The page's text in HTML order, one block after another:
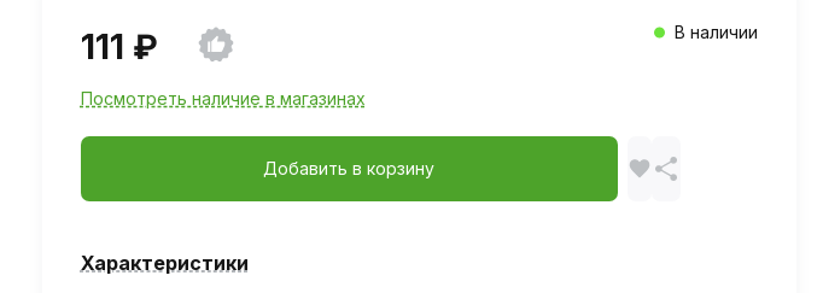
111 ₽ В наличии
Посмотреть наличие в магазинах
Добавить в корзину
Характеристики